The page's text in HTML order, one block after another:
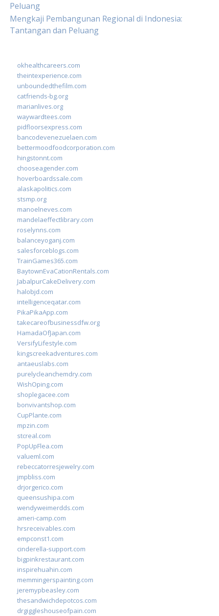
Peluang
Mengkaji Pembangunan Regional di Indonesia:
Tantangan dan Peluang
okhealthcareers.com
theintexperience.com
unboundedthefilm.com
catfriends-bg.org
marianlives.org
waywardtees.com
pidfloorsexpress.com
bancodevenezuelaen.com
bettermoodfoodcorporation.com
hingstonnt.com
chooseagender.com
hoverboardssale.com
alaskapolitics.com
stsmp.org
manoelneves.com
mandelaeffectlibrary.com
roselynns.com
balanceyoganj.com
salesforceblogs.com
TrainGames365.com
BaytownEvaCationRentals.com
JabalpurCakeDelivery.com
halobjd.com
intelligenceqatar.com
PikaPikaApp.com
takecareofbusinessdfw.org
HamadaOfJapan.com
VersifyLifestyle.com
kingscreekadventures.com
antaeuslabs.com
purelycleanchemdry.com
WishOping.com
shoplegacee.com
bonvivantshop.com
CupPlante.com
mpzin.com
stcreal.com
PopUpFlea.com
valueml.com
rebeccatorresjewelry.com
jmpbliss.com
drjorgerico.com
queensushipa.com
wendyweimerdds.com
ameri-camp.com
hrsreceivables.com
empconst1.com
cinderella-support.com
bigpinkrestaurant.com
inspirehuahin.com
memmingerspainting.com
jeremypbeasley.com
thesandwichdepotcos.com
drgiggleshouseofpain.com